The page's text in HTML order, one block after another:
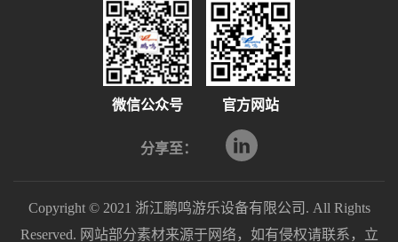
微信公众号 官方网站
分享至：
Copyright © 2021 浙江鹏鸣游乐设备有限公司. All Rights
Reserved. 网站部分素材来源于网络，如有侵权请联系，立